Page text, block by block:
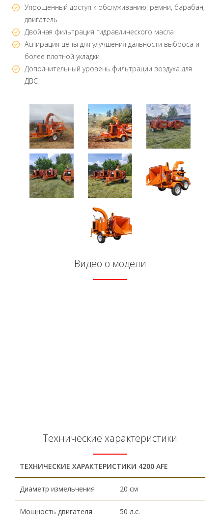
Упрощенный доступ к обслуживанию: ремни, барабан,
двигатель
Двойная фильтрация гидравлического масла
Аспирация цепы для улучшения дальности выброса и
более плотной укладки
Дополнительный уровень фильтрации воздуха для
ДВС
Видео о модели
Технические характеристики
ТЕХНИЧЕСКИЕ ХАРАКТЕРИСТИКИ 4200 AFE
Диаметр измельчения 20 см
Мощность двигателя 50 л.с.